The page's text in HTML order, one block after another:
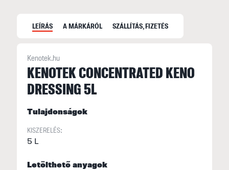
LEÍRÁS A MÁRKÁRÓL SZÁLLÍTÁS, FIZETÉS
Kenotek.hu
KENOTEK CONCENTRATED KENO
DRESSING 5L
Tulajdonságok
KISZERELÉS:
5 L
Letölthető anyagok